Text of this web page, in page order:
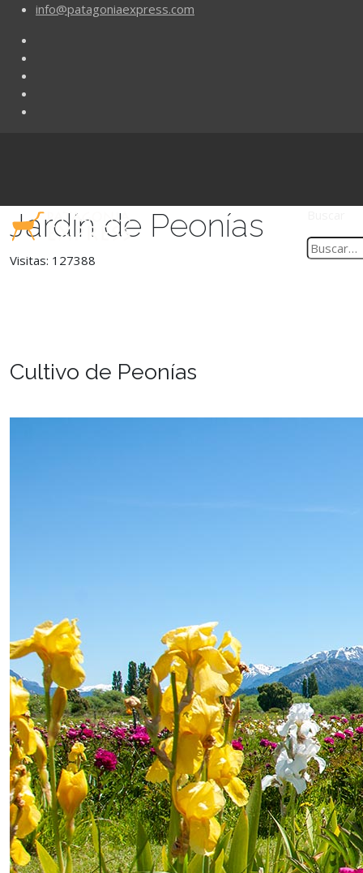
info@patagoniaexpress.com
Jardín de Peonías
Visitas: 127388
Cultivo de Peonías